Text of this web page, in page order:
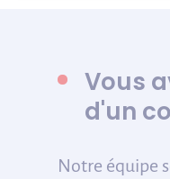
Vous
d'un
Notre équipe